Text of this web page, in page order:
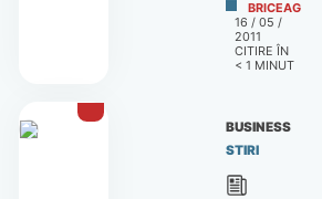
soseşte
pentru
Samsung
S şi
Galaxy
Tab
BRICEAG
16 / 05 /
2011
CITIRE ÎN
< 1 MINUT
BUSINESS
STIRI